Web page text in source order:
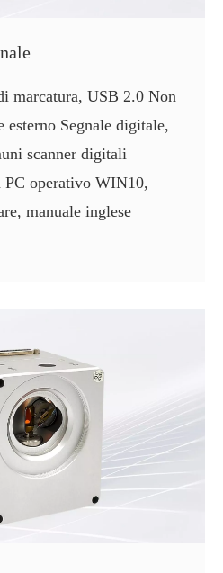
marcatura, USB 2.0 Non
esterno Segnale digitale,
scanner digitali
PC operativo WIN10,
manuale inglese